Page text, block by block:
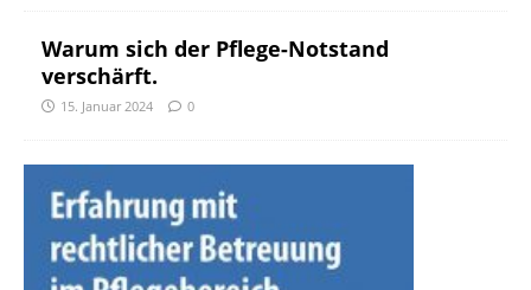
Warum sich der Pflege-Notstand
verschärft.
15. Januar 2024 0